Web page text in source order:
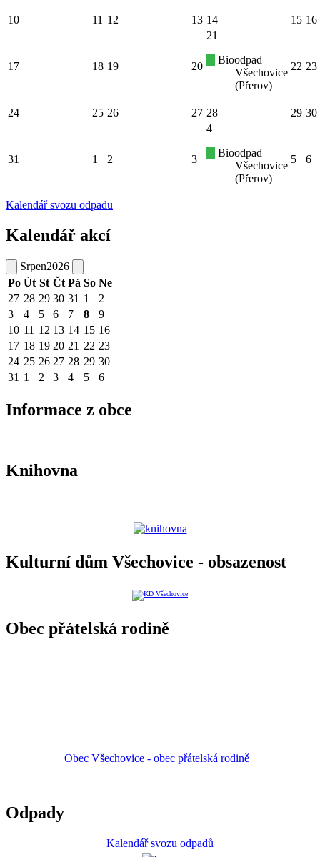
10 11 12 13 14 15 16
17 18 19 20
21
Bioodpad
Všechovice
(Přerov)
22 23
24 25 26 27 28 29 30
31 1 2 3
4
Bioodpad
Všechovice
(Přerov)
5 6
Kalendář svozu odpadu
Kalendář akcí
Srpen2026
Po Út St Čt Pá So Ne
27 28 29 30 31 1
2
3
4 5 6 7 8
9
10 11 12 13 14 15 16
17 18 19 20 21 22 23
24 25 26 27 28 29 30
31 1 2 3 4 5 6
Informace z obce
Knihovna
Kulturní dům Všechovice - obsazenost
Obec přátelská rodině
Obec Všechovice - obec přátelská rodině
Odpady
Kalendář svozu odpadů